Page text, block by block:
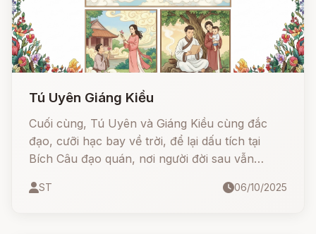
Tú Uyên Giáng Kiều
Cuối cùng, Tú Uyên và Giáng Kiều cùng đắc
đạo, cưỡi hạc bay về trời, để lại dấu tích tại
Bích Câu đạo quán, nơi người đời sau vẫn
ST 06/10/2025